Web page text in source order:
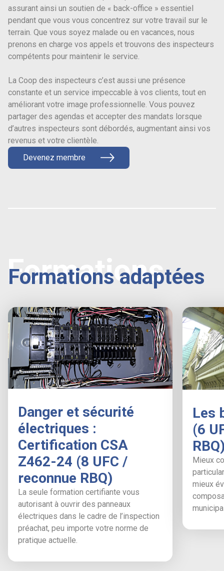
assurant ainsi un soutien de « back-office » essentiel
pendant que vous vous concentrez sur votre travail sur le
terrain. Que vous soyez malade ou en vacances, nous
prenons en charge vos appels et trouvons des inspecteurs
compétents pour maintenir le service.
La Coop des inspecteurs c’est aussi une présence
constante et un service impeccable à vos clients, tout en
améliorant votre image professionnelle. Vous pouvez
partager des agendas et accepter des mandats lorsque
d’autres inspecteurs sont débordés, augmentant ainsi vos
revenus et votre clientèle.
Devenez membre
Formations adaptées
Formations
Danger et sécurité
électriques :
Certification CSA
Z462-24 (8 UFC /
reconnue RBQ)
La seule formation certifiante vous
autorisant à ouvrir des panneaux
électriques dans le cadre de l’inspection
préachat, peu importe votre norme de
pratique actuelle.
Les
(6
Mieux
mieux